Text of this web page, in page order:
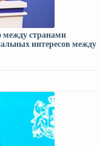
странами
интересов между